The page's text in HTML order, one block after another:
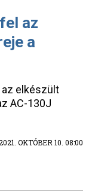
az
a
elkészült
AC-130J
OKTÓBER 10. 08:00